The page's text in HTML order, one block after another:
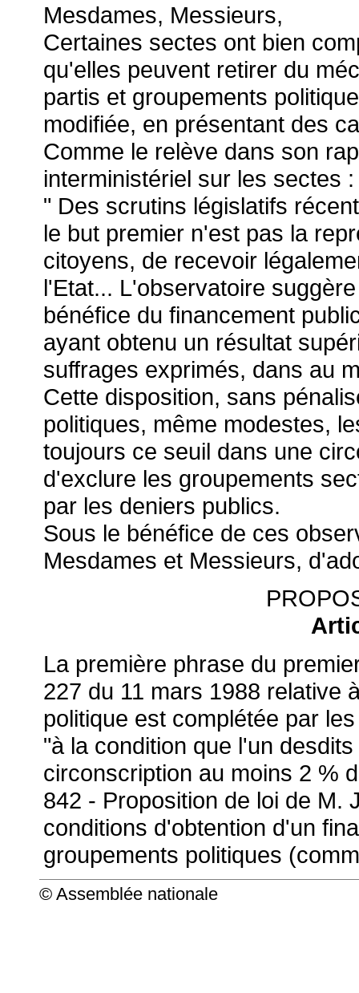
Mesdames, Messieurs,
Certaines sectes ont bien
qu'elles peuvent retirer du
partis et groupements
modifiée, en présentant des
Comme le relève dans son
interministériel sur les sectes :
" Des scrutins législatifs
le but premier n'est pas la
citoyens, de recevoir
l'Etat... L'observatoire
bénéfice du financement
ayant obtenu un résultat
suffrages exprimés, dans au
Cette disposition, sans
politiques, même modestes,
toujours ce seuil dans une
d'exclure les groupements
par les deniers publics.
Sous le bénéfice de ces
Mesdames et Messieurs,
La première phrase du
227 du 11 mars 1988 relative
politique est complétée par
"à la condition que l'un
circonscription au moins 2 %
842 - Proposition de loi de M.
conditions d'obtention d'un
groupements politiques
© Assemblée nationale